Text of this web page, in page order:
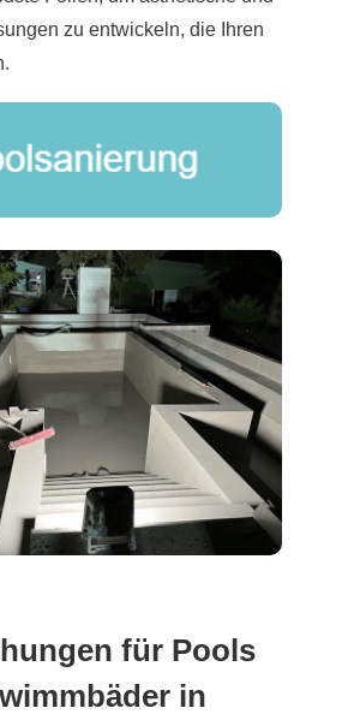
zu entwickeln, die Ihren
für Pools
in